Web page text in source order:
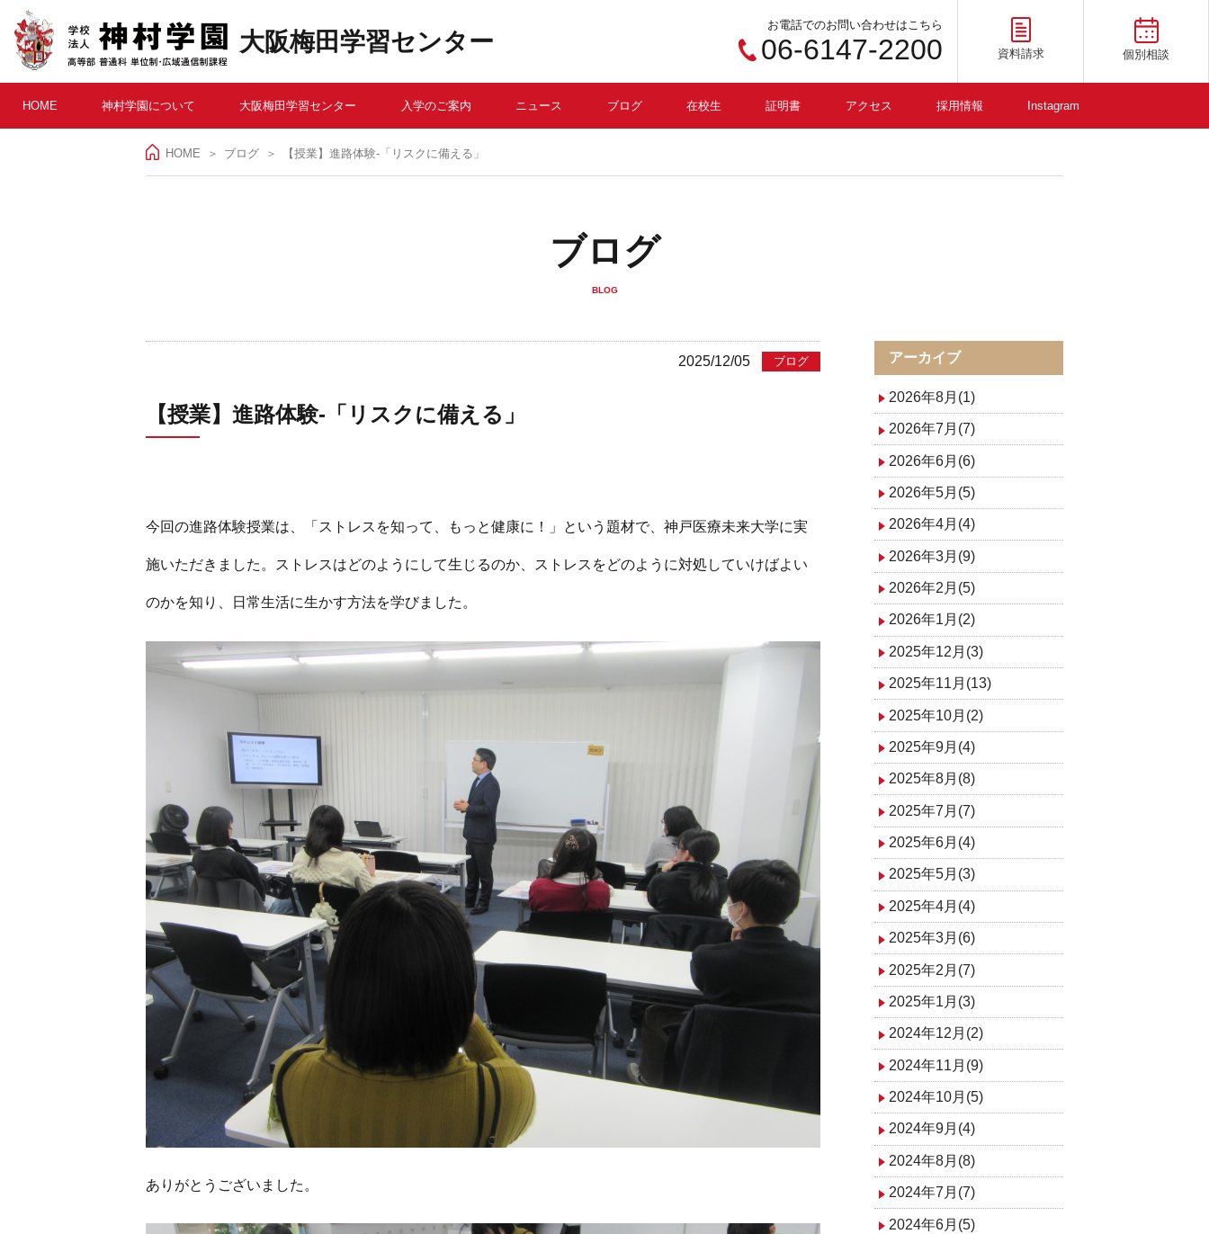
大阪梅田学習センター
お電話でのお問い合わせはこちら
06-6147-2200 資料請求 個別相談
HOME 神村学園について 大阪梅田学習センター 入学のご案内 ニュース ブログ 在校生 証明書 アクセス 採用情報 Instagram
HOME ＞ ブログ 【授業】進路体験-「リスクに備える」
ブログ
BLOG
2025/12/05 ブログ
【授業】進路体験-「リスクに備える」
今回の進路体験授業は、「ストレスを知って、もっと健康に！」という題材で、神戸医療未来大学に実
施いただきました。ストレスはどのようにして生じるのか、ストレスをどのように対処していけばよい
のかを知り、日常生活に生かす方法を学びました。
ありがとうございました。
アーカイブ
2026年8月(1)
2026年7月(7)
2026年6月(6)
2026年5月(5)
2026年4月(4)
2026年3月(9)
2026年2月(5)
2026年1月(2)
2025年12月(3)
2025年11月(13)
2025年10月(2)
2025年9月(4)
2025年8月(8)
2025年7月(7)
2025年6月(4)
2025年5月(3)
2025年4月(4)
2025年3月(6)
2025年2月(7)
2025年1月(3)
2024年12月(2)
2024年11月(9)
2024年10月(5)
2024年9月(4)
2024年8月(8)
2024年7月(7)
2024年6月(5)